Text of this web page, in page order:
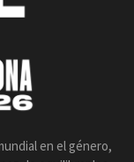
en el género,